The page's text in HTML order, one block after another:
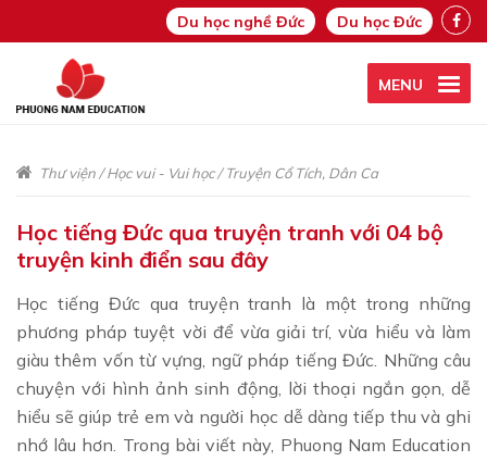
Du học nghề Đức Du học Đức
MENU
Thư viện/Học vui - Vui học/Truyện Cổ Tích, Dân Ca
Học tiếng Đức qua truyện tranh với 04 bộ
truyện kinh điển sau đây
Học tiếng Đức qua truyện tranh là một trong những
phương pháp tuyệt vời để vừa giải trí, vừa hiểu và làm
giàu thêm vốn từ vựng, ngữ pháp tiếng Đức. Những câu
chuyện với hình ảnh sinh động, lời thoại ngắn gọn, dễ
hiểu sẽ giúp trẻ em và người học dễ dàng tiếp thu và ghi
nhớ lâu hơn. Trong bài viết này, Phuong Nam Education